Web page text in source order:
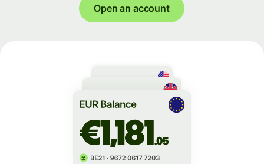
Open an account